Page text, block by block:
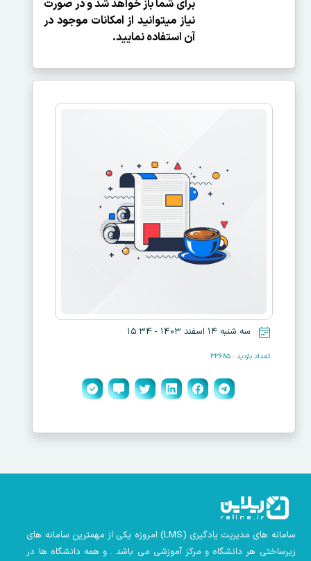
برای شما باز خواهد شد و در صورت
نیاز می­توانید از امکانات موجود در
آن استفاده نمایید.
سه شنبه ۱۴ اسفند ۱۴۰۳ - ۱۵:۳۴
تعداد بازدید : ۳۳۶۸۵
سامانه های مدیریت یادگیری (LMS) امروزه یکی از مهمترین سامانه های
زیرساختی هر دانشگاه و مرکز آموزشی می باشد . و همه دانشگاه ها در